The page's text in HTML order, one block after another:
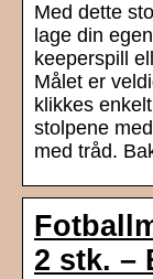
Med dette
lage din
keeperspill
Målet er
klikkes
stolpene
med tråd.
2 stk. –